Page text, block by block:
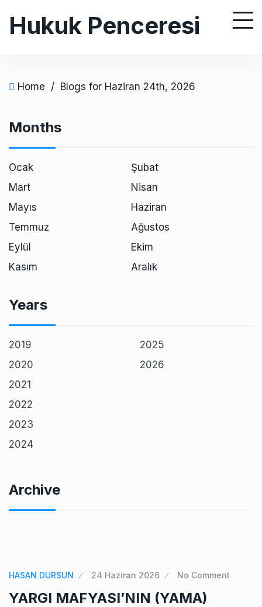
Hukuk Penceresi
Home / Blogs for Haziran 24th, 2026
Months
Ocak
Şubat
Mart
Nisan
Mayıs
Haziran
Temmuz
Ağustos
Eylül
Ekim
Kasım
Aralık
Years
2019
2020
2021
2022
2023
2024
2025
2026
Archive
HASAN DURSUN 24 Haziran 2026 No Comment
YARGI MAFYASI’NIN (YAMA)